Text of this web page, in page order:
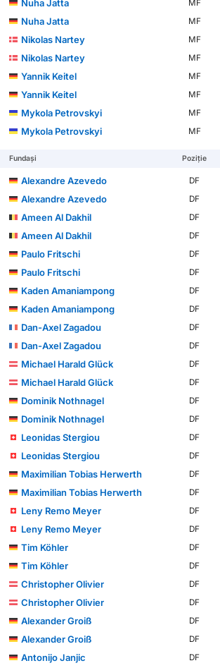
Nuha Jatta MF
Nuha Jatta
MF
Nikolas Nartey
MF
Nikolas Nartey
MF
Yannik Keitel
MF
Yannik Keitel
MF
Mykola Petrovskyi
MF
Mykola Petrovskyi
MF
Fundași Poziție
Alexandre Azevedo DF
Alexandre Azevedo
DF
Ameen Al Dakhil
DF
Ameen Al Dakhil
DF
Paulo Fritschi
DF
Paulo Fritschi
DF
Kaden Amaniampong
DF
Kaden Amaniampong
DF
Dan-Axel Zagadou
DF
Dan-Axel Zagadou
DF
Michael Harald Glück
DF
Michael Harald Glück
DF
Dominik Nothnagel
DF
Dominik Nothnagel
DF
Leonidas Stergiou
DF
Leonidas Stergiou
DF
Maximilian Tobias Herwerth
DF
Maximilian Tobias Herwerth
DF
Leny Remo Meyer
DF
Leny Remo Meyer
DF
Tim Köhler
DF
Tim Köhler
DF
Christopher Olivier
DF
Christopher Olivier
DF
Alexander Groiß
DF
Alexander Groiß
DF
Antonijo Janjic
DF